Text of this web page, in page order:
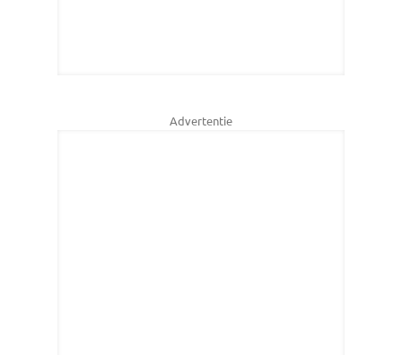
Advertentie